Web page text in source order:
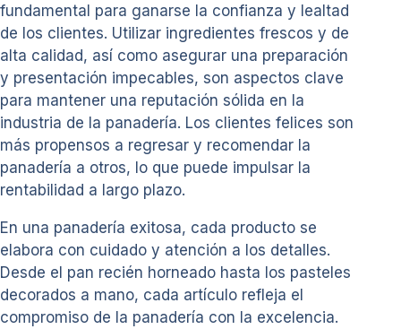
fundamental para ganarse la confianza y lealtad
de los clientes. Utilizar ingredientes frescos y de
alta calidad, así como asegurar una preparación
y presentación impecables, son aspectos clave
para mantener una reputación sólida en la
industria de la panadería. Los clientes felices son
más propensos a regresar y recomendar la
panadería a otros, lo que puede impulsar la
rentabilidad a largo plazo.
En una panadería exitosa, cada producto se
elabora con cuidado y atención a los detalles.
Desde el pan recién horneado hasta los pasteles
decorados a mano, cada artículo refleja el
compromiso de la panadería con la excelencia.